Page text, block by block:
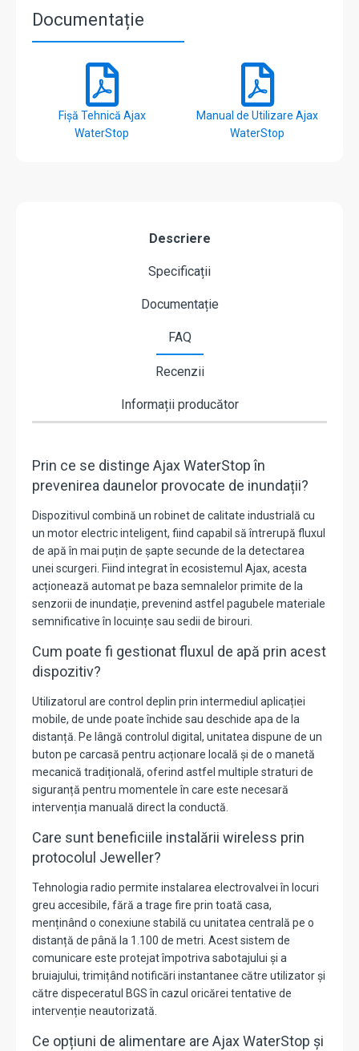
Documentație
Fișă Tehnică Ajax
WaterStop
Manual de Utilizare Ajax
WaterStop
Descriere
Specificații
Documentație
FAQ
Recenzii
Informații producător
Prin ce se distinge Ajax WaterStop în
prevenirea daunelor provocate de inundații?
Dispozitivul combină un robinet de calitate industrială cu
un motor electric inteligent, fiind capabil să întrerupă fluxul
de apă în mai puțin de șapte secunde de la detectarea
unei scurgeri. Fiind integrat în ecosistemul Ajax, acesta
acționează automat pe baza semnalelor primite de la
senzorii de inundație, prevenind astfel pagubele materiale
semnificative în locuințe sau sedii de birouri.
Cum poate fi gestionat fluxul de apă prin acest
dispozitiv?
Utilizatorul are control deplin prin intermediul aplicației
mobile, de unde poate închide sau deschide apa de la
distanță. Pe lângă controlul digital, unitatea dispune de un
buton pe carcasă pentru acționare locală și de o manetă
mecanică tradițională, oferind astfel multiple straturi de
siguranță pentru momentele în care este necesară
intervenția manuală direct la conductă.
Care sunt beneficiile instalării wireless prin
protocolul Jeweller?
Tehnologia radio permite instalarea electrovalvei în locuri
greu accesibile, fără a trage fire prin toată casa,
menținând o conexiune stabilă cu unitatea centrală pe o
distanță de până la 1.100 de metri. Acest sistem de
comunicare este protejat împotriva sabotajului și a
bruiajului, trimițând notificări instantanee către utilizator și
către dispeceratul BGS în cazul oricărei tentative de
intervenție neautorizată.
Ce opțiuni de alimentare are Ajax WaterStop și